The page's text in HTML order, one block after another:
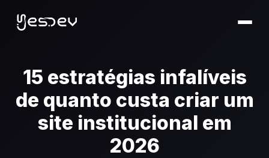
15 estratégias infalíveis
de quanto custa criar um
site institucional em
2026